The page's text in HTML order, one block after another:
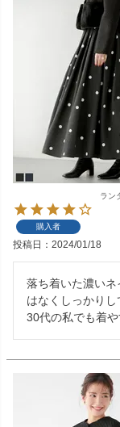
ラン
購入者
投稿日 2024/01/18
落ち着いた濃い
はなくしっかり
30代の私でも着や